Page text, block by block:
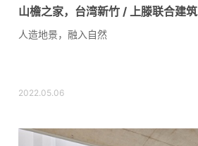
山檐之家，台湾新竹 / 上滕联合建
人造地景，融入自然
2022.05.06